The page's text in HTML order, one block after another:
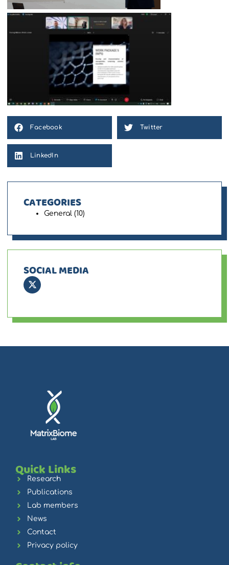
Facebook Twitter
LinkedIn
CATEGORIES
General (10)
SOCIAL MEDIA
Quick Links
Research
Publications
Lab members
News
Contact
Privacy policy